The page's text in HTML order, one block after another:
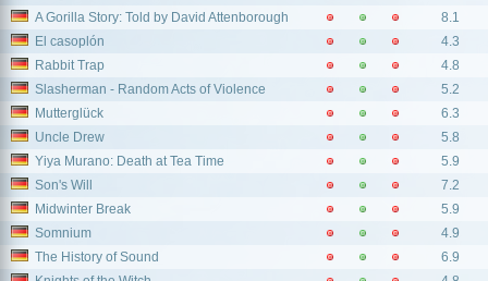
A Gorilla Story: Told by David Attenborough
8.1
El casoplón
4.3
Rabbit Trap
4.8
Slasherman - Random Acts of Violence
5.2
Mutterglück
6.3
Uncle Drew
5.8
Yiya Murano: Death at Tea Time
5.9
Son's Will
7.2
Midwinter Break
5.9
Somnium
4.9
The History of Sound
6.9